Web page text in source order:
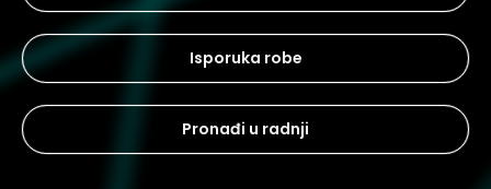
Isporuka robe
Pronađi u radnji